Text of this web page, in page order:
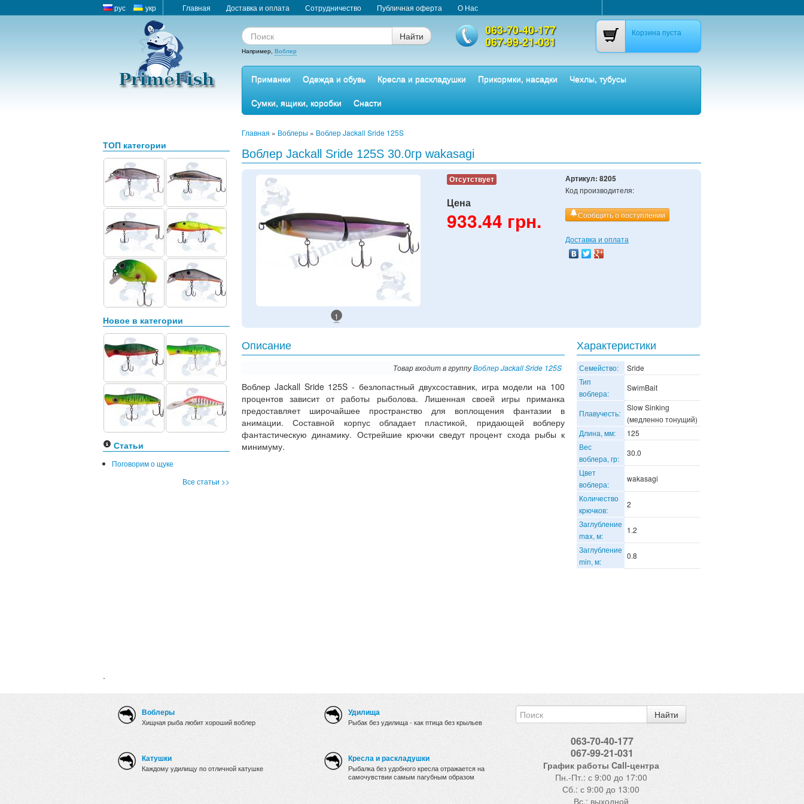
рус укр Главная Доставка и оплата Сотрудничество Публичная оферта О Нас
Найти
Например, Воблер
063-70-40-177
067-99-21-031
Корзина пуста
Приманки Одежда и обувь Кресла и раскладушки Прикормки, насадки
Чехлы, тубусы
Сумки, ящики, коробки
Снасти
ТОП категории
Новое в категории
Статьи
Поговорим о щуке
Все статьи >>
.
Главная » Воблеры » Воблер Jackall Sride 125S
Воблер Jackall Sride 125S 30.0гр wakasagi
1
Отсутствует
Цена
933.44 грн.
Артикул: 8205
Код производителя:
Сообщить о поступлении
Доставка и оплата
Описание
Товар входит в группуВоблер Jackall Sride 125S
Воблер Jackall Sride 125S - безлопастный двухсоставник, игра модели на 100
процентов зависит от работы рыболова. Лишенная своей игры приманка
предоставляет широчайшее пространство для воплощения фантазии в
анимации. Составной корпус обладает пластикой, придающей воблеру
фантастическую динамику. Острейшие крючки сведут процент схода рыбы к
минимуму.
Характеристики
Семейство:
Sride
Тип
воблера:
SwimBait
Плавучесть:
Slow Sinking
(медленно тонущий)
Длина, мм:
125
Вес
воблера, гр:
30.0
Цвет
воблера:
wakasagi
Количество
крючков:
2
Заглубление
max, м:
1.2
Заглубление
min, м:
0.8
Воблеры
Хищная рыба любит хороший воблер
Катушки
Каждому удилищу по отличной катушке
Удилища
Рыбак без удилища - как птица без крыльев
Кресла и раскладушки
Рыбалка без удобного кресла отражается на
самочувствии самым пагубным образом
Найти
063-70-40-177
067-99-21-031
График работы Call-центра
Пн.-Пт.: с 9:00 до 17:00
Сб.: с 9:00 до 13:00
Вс.: выходной